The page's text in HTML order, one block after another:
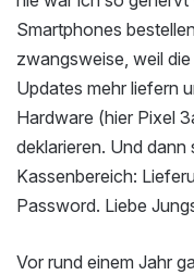
Smartphones
zwangsweise, weil
Updates mehr liefern
Hardware (hier Pixel
deklarieren. Und dann
Kassenbereich:
Password. Liebe
Vor rund einem Jahr